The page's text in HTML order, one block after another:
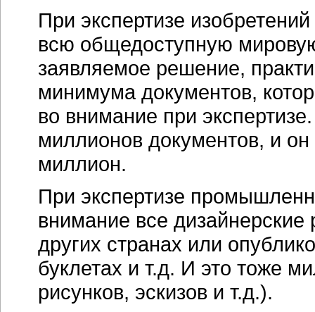
При экспертизе
всю общедоступную
заявляемое решение,
минимума документов,
во внимание при
миллионов документов, и он
миллион.
При экспертизе
внимание все
других странах или
буклетах и т.д. И это тоже
рисунков, эскизов и т.д.).